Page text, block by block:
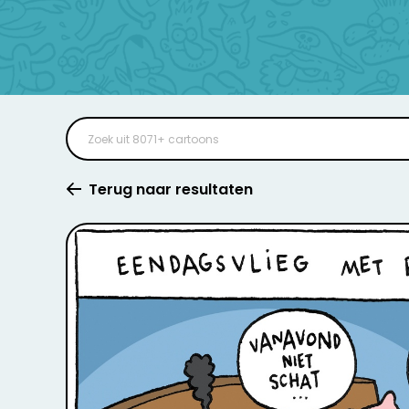
Terug naar resultaten